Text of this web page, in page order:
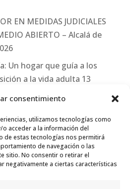
consentimiento
utilizamos tecnologías como
acceder a la información del
de estas tecnologías nos permitirá
de navegación o las
sitio. No consentir o retirar el
negativamente a ciertas características
EN MEDIDAS JUDICIALES
ABIERTO – Alcalá de
Un hogar que guía a los
a la vida adulta 13
de empleo en el
Acogida de Protección
2026